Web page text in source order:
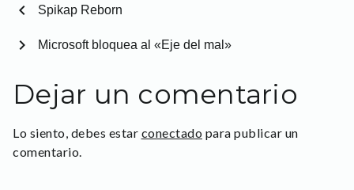
chevron_left Spikap Reborn
Microsoft bloquea al «Eje del mal»
chevron_right
Dejar un comentario
Lo siento, debes estar conectado para publicar un
comentario.